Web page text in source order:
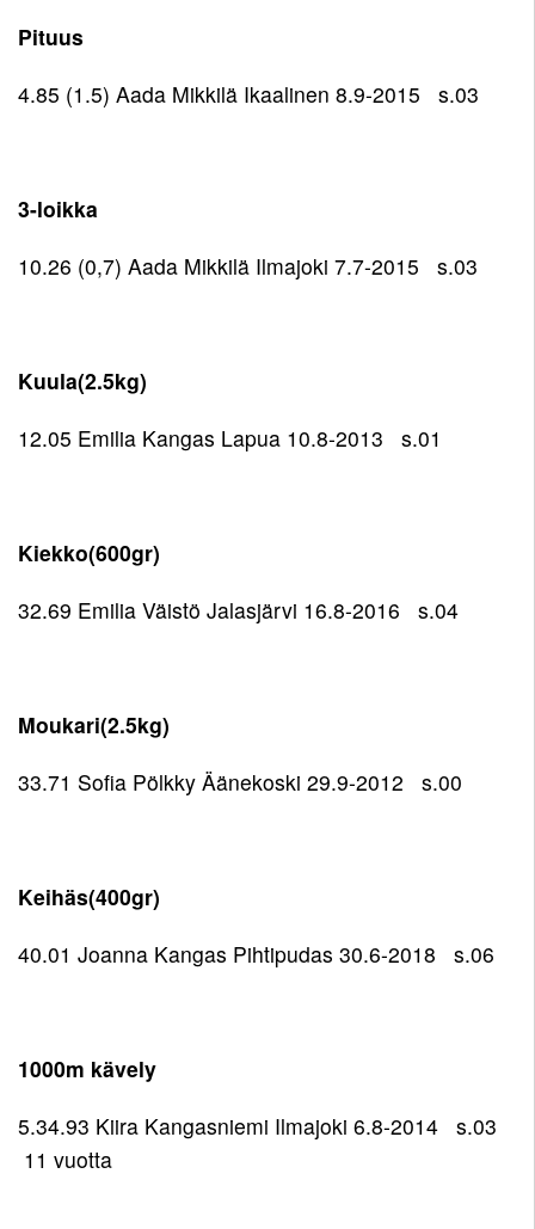
Pituus
4.85 (1.5) Aada Mikkilä Ikaalinen 8.9-2015 s.03
3-loikka
10.26 (0,7) Aada Mikkilä Ilmajoki 7.7-2015 s.03
Kuula(2.5kg)
12.05 Emilia Kangas Lapua 10.8-2013 s.01
Kiekko(600gr)
32.69 Emilia Väistö Jalasjärvi 16.8-2016 s.04
Moukari(2.5kg)
33.71 Sofia Pölkky Äänekoski 29.9-2012 s.00
Keihäs(400gr)
40.01 Joanna Kangas Pihtipudas 30.6-2018 s.06
1000m kävely
5.34.93 Kiira Kangasniemi Ilmajoki 6.8-2014 s.03
11 vuotta